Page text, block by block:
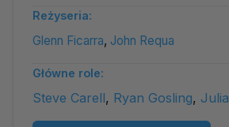
Reżyseria:
Glenn Ficarra, John Requa
Główne role:
Steve Carell, Ryan Gosling,